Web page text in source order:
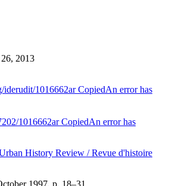
2013
iderudit/1016662arCopiedAn error has
1016662arCopiedAn error has
History Review / Revue d'histoire
1997, p. 18–31